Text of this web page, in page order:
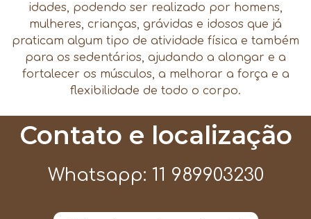
idades, podendo ser realizado por homens,
mulheres, crianças, grávidas e idosos que já
praticam algum tipo de atividade física e também
para os sedentários, ajudando a alongar e a
fortalecer os músculos, a melhorar a força e a
flexibilidade de todo o corpo.
Contato e localização
Whatsapp: 11 989903230